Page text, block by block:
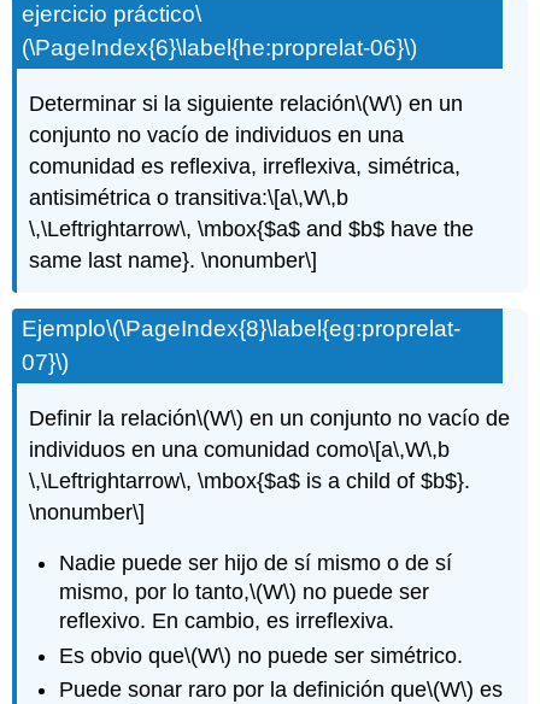
ejercicio práctico\
(\PageIndex{6}\label{he:proprelat-06}\)
Determinar si la siguiente relación\(W\) en un
conjunto no vacío de individuos en una
comunidad es reflexiva, irreflexiva, simétrica,
antisimétrica o transitiva:\[a\,W\,b
\,\Leftrightarrow\, \mbox{$a$ and $b$ have the
same last name}. \nonumber\]
Ejemplo\(\PageIndex{8}\label{eg:proprelat-
07}\)
Definir la relación\(W\) en un conjunto no vacío de
individuos en una comunidad como\[a\,W\,b
\,\Leftrightarrow\, \mbox{$a$ is a child of $b$}.
\nonumber\]
Nadie puede ser hijo de sí mismo o de sí
mismo, por lo tanto,\(W\) no puede ser
reflexivo. En cambio, es irreflexiva.
Es obvio que\(W\) no puede ser simétrico.
Puede sonar raro por la definición que\(W\) es